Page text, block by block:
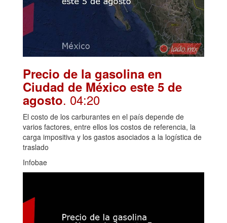
Precio de la gasolina en
Ciudad de México este 5 de
agosto. 04:20
El costo de los carburantes en el país depende de
varios factores, entre ellos los costos de referencia, la
carga impositiva y los gastos asociados a la logística de
traslado
Infobae